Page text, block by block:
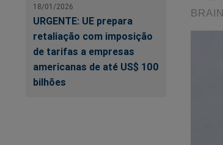
18/01/2026
URGENTE: UE prepara
retaliação com imposição
de tarifas a empresas
americanas de até US$ 100
bilhões